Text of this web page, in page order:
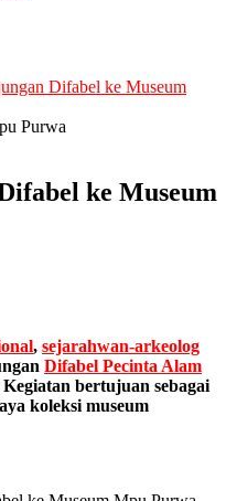
Difabel ke Museum
ke Museum
, sejarahwan-arkeolog
Difabel Pecinta Alam
bertujuan sebagai
koleksi museum